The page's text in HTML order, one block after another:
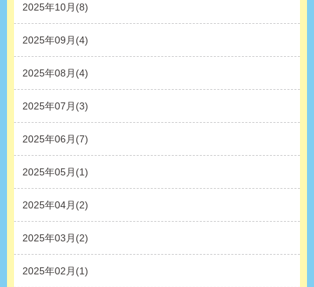
2025年10月(8)
2025年09月(4)
2025年08月(4)
2025年07月(3)
2025年06月(7)
2025年05月(1)
2025年04月(2)
2025年03月(2)
2025年02月(1)